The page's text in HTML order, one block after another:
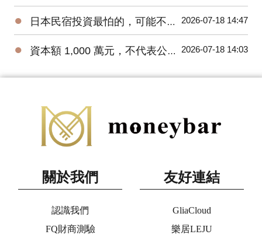
● 日本民宿投資最怕的，可能不是買貴 2026-07-18 14:47
● 資本額 1,000 萬元，不代表公司帳上有 1,000 萬元 2026-07-18 14:03
關於我們
認識我們
FQ財商測驗
友好連結
GliaCloud
樂居LEJU